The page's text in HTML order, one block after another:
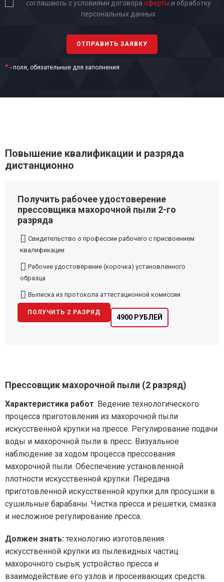
соглашаюсь с условиями договора оферты и обработку
персональных данных
* - поля, обязательные для заполнения
Повышение квалификации и разряда
дистанционно
Получить рабочее удостоверение
прессовщика махорочной пыли 2-го
разряда
Свидетельство о профессии рабочего с присвоением
квалификации
Рабочее удостоверение (корочка) установленного
образца
Выписка из протокола аттестационной комиссии
4900 РУБЛЕЙ
ПОЛУЧИТЬ 2 РАЗРЯД
Прессовщик махорочной пыли (2 разряд)
Характеристика работ. Ведение технологического
процесса приготовления из махорочной пыли
искусственной крупки на прессе. Регулирование подачи
воды и махорочной пыли в пресс. Визуальное
наблюдение за ходом процесса прессования
махорочной пыли. Обеспечение установленной
плотности искусственной крупки. Передача
приготовленной искусственной крупки для просушки в
сушильные барабаны. Чистка пресса и решетки, смазка
и несложное регулирование пресса.
Должен знать: технологию изготовления
искусственной крупки из пылевидных частиц
махорочного сырья; устройство пресса и
взаимодействие его узлов и просеивающих средств.